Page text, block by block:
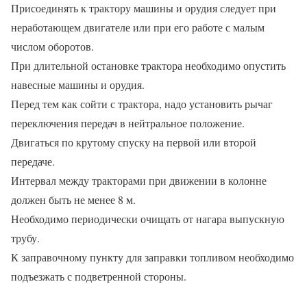
Присоединять к трактору машины и орудия следует при
неработающем двигателе или при его работе с малым
числом оборотов.
При длительной остановке трактора необходимо опустить
навесные машины и орудия.
Перед тем как сойти с трактора, надо установить рычаг
переключения передач в нейтральное положение.
Двигаться по крутому спуску на первой или второй
передаче.
Интервал между тракторами при движении в колонне
должен быть не менее 8 м.
Необходимо периодически очищать от нагара выпускную
трубу.
К заправочному пункту для заправки топливом необходимо
подъезжать с подветренной стороны.